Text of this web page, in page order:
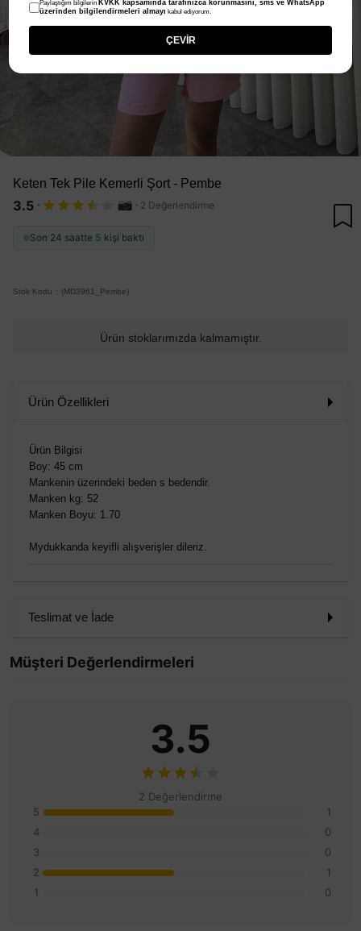
Keten Tek Pile Kemerli Şort - Pembe
3.5 · · 2 Değerlendirme
Son 24 saatte 5 kişi baktı
Stok Kodu (MD3961_Pembe)
Ürün stoklarımızda kalmamıştır.
Ürün Özellikleri
Ürün Bilgisi
Boy: 45 cm
Mankenin üzerindeki beden s bedendir.
Manken kg: 52
Manken Boyu: 1.70
Mydukkanda keyifli alışverişler dileriz.
Teslimat ve İade
Müşteri Değerlendirmeleri
3.5
2 Değerlendirme
5
1
4
0
3
0
2
1
1
0
Paylaştığım bilgilerin KVKK kapsamında tarafınızca korunmasını, sms ve WhatsApp
üzerinden bilgilendirmeleri almayı kabul ediyorum.
ÇEVİR